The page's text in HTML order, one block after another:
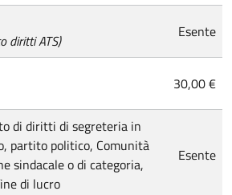
diritti ATS)
Esente
30,00 €
di diritti di segreteria in
partito politico, Comunità
sindacale o di categoria,
di lucro
Esente